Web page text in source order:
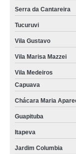
tomografia do crânio
tomografia dos ossos
tomografia tórax com
tomografias para tumor
tomografia do tórax em
tomografia dos ossos
tomografia de crânio
tomografia do crânio
clínica para tomografia
Serra da Cantareira
Tucuruvi
Vila Gustavo
Vila Marisa Mazzei
Vila Medeiros
Capuava
Chácara Maria
Guapituba
Itapeva
Jardim Columbia